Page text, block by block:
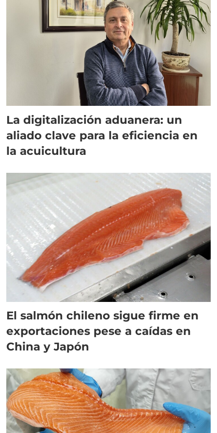
La digitalización aduanera: un
aliado clave para la eficiencia en
la acuicultura
El salmón chileno sigue firme en
exportaciones pese a caídas en
China y Japón